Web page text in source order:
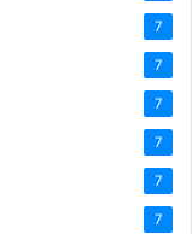
7
7
7
7
7
7